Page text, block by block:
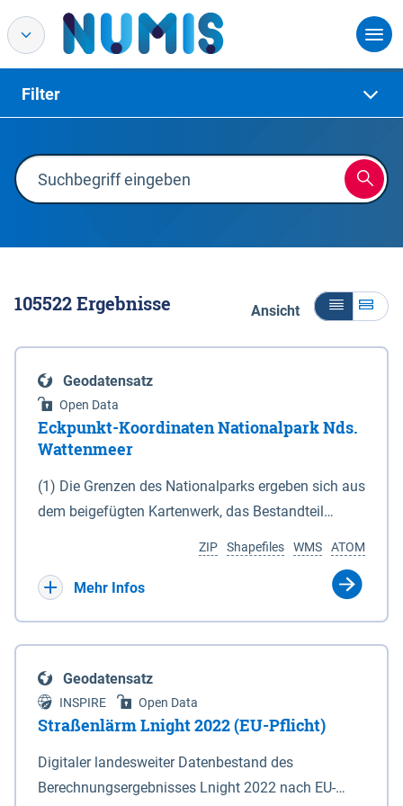
Filter
105522Ergebnisse Ansicht
Geodatensatz
Open Data
Eckpunkt-Koordinaten Nationalpark Nds.
Wattenmeer
(1) Die Grenzen des Nationalparks ergeben sich aus
dem beigefügten Kartenwerk, das Bestandteil
(DTK) im Maßstab 1 : 100 000 (Anlage 2), 2.
verkleinerte Amtliche Karte 1 : 5 000 (AK5) im
projizierte Koordinaten im Europäischen
Terrestrischen Referenzsystem 1989 (ETRS 89) mit
der Universalen Transversalen Mercator-Abbildung
bezogen auf die Zone 32 N (UTM 32N) dargestellt
(Anlage 4); Gleiches gilt für die geografischen
ATOM
WMS
Shapefiles
ZIP
Mehr Infos
Geodatensatz
INSPIRE Open Data
Straßenlärm Lnight 2022 (EU-Pflicht)
Digitaler landesweiter Datenbestand des
Berechnungsergebnisses Lnight 2022 nach EU-